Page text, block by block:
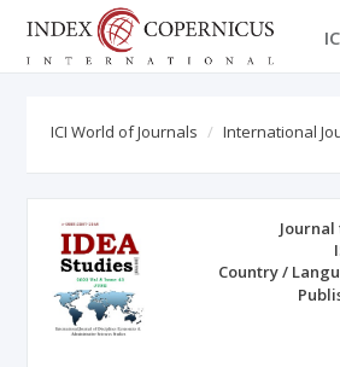
ICI World of Journals International
Country /